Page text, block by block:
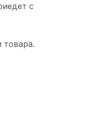
с
товара.